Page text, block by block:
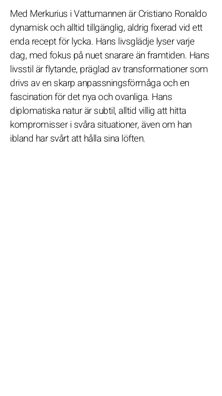
Med Merkurius i Vattumannen är Cristiano Ronaldo
dynamisk och alltid tillgänglig, aldrig fixerad vid ett
enda recept för lycka. Hans livsglädje lyser varje
dag, med fokus på nuet snarare än framtiden. Hans
livsstil är flytande, präglad av transformationer som
drivs av en skarp anpassningsförmåga och en
fascination för det nya och ovanliga. Hans
diplomatiska natur är subtil, alltid villig att hitta
kompromisser i svåra situationer, även om han
ibland har svårt att hålla sina löften.